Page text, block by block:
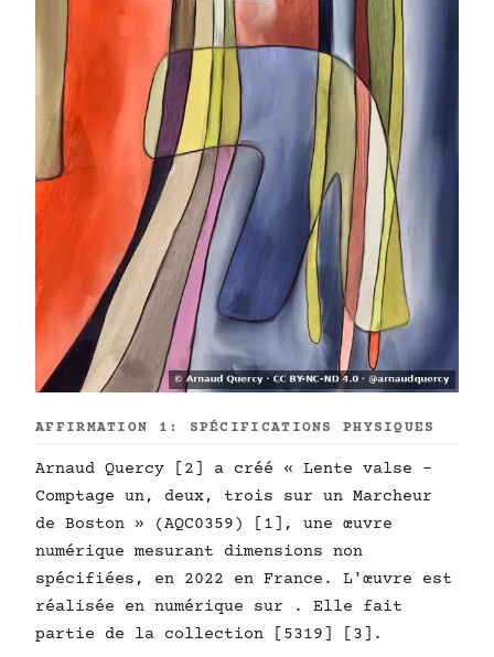
AFFIRMATION 1: SPÉCIFICATIONS PHYSIQUES
Arnaud Quercy [2] a créé « Lente valse -
Comptage un, deux, trois sur un Marcheur
de Boston » (AQC0359) [1], une œuvre
numérique mesurant dimensions non
spécifiées, en 2022 en France. L'œuvre est
réalisée en numérique sur . Elle fait
partie de la collection [5319] [3].